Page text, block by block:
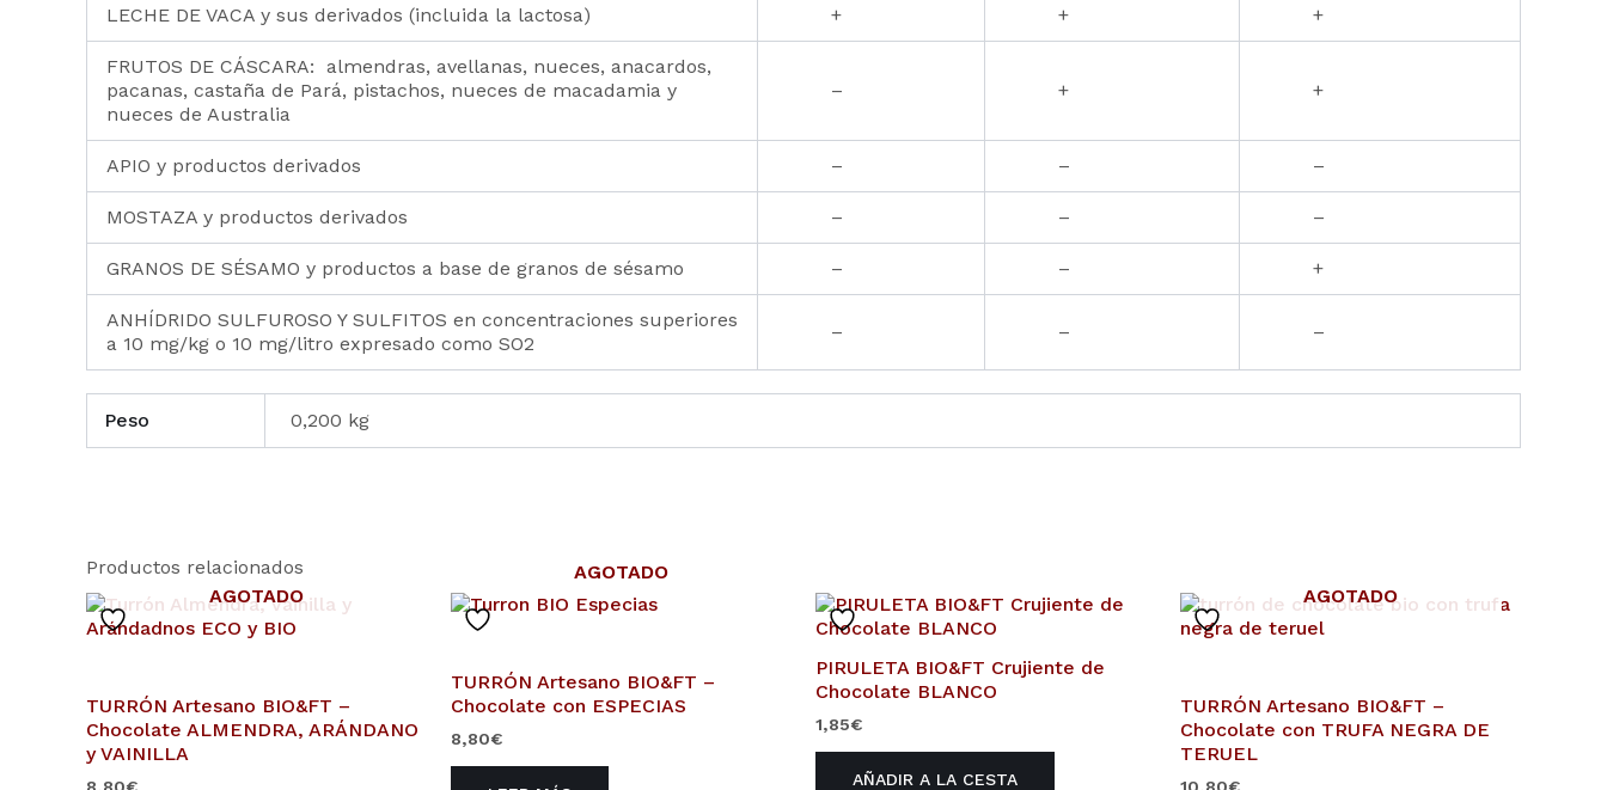
LECHE DE VACA y sus derivados (incluida la lactosa) + + +
FRUTOS DE CÁSCARA: almendras, avellanas, nueces, anacardos,
pacanas, castaña de Pará, pistachos, nueces de macadamia y
nueces de Australia
– + +
APIO y productos derivados – – –
MOSTAZA y productos derivados – – –
GRANOS DE SÉSAMO y productos a base de granos de sésamo – – +
ANHÍDRIDO SULFUROSO Y SULFITOS en concentraciones superiores
a 10 mg/kg o 10 mg/litro expresado como SO2
– – –
Peso 0,200 kg
Productos relacionados
AGOTADO
TURRÓN Artesano BIO&FT –
Chocolate ALMENDRA, ARÁNDANO
y VAINILLA
AGOTADO
TURRÓN Artesano BIO&FT –
Chocolate con ESPECIAS
8,80€
PIRULETA BIO&FT Crujiente de
Chocolate BLANCO
1,85€
AÑADIR A LA CESTA
AGOTADO
TURRÓN Artesano BIO&FT –
Chocolate con TRUFA NEGRA DE
TERUEL